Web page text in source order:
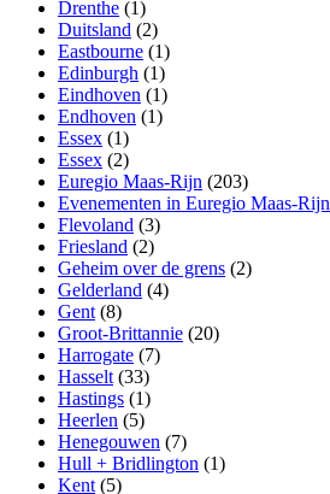
Drenthe (1)
Duitsland (2)
Eastbourne (1)
Edinburgh (1)
Eindhoven (1)
Endhoven (1)
Essex (1)
Essex (2)
Euregio Maas-Rijn (203)
Evenementen in Euregio Maas-Rijn
Flevoland (3)
Friesland (2)
Geheim over de grens (2)
Gelderland (4)
Gent (8)
Groot-Brittannie (20)
Harrogate (7)
Hasselt (33)
Hastings (1)
Heerlen (5)
Henegouwen (7)
Hull + Bridlington (1)
Kent (5)